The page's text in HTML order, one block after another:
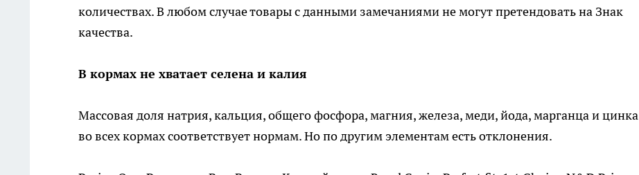
количествах. В любом случае товары с данными замечаниями не могут претендовать на Знак
качества.
В кормах не хватает селена и калия
Массовая доля натрия, кальция, общего фосфора, магния, железа, меди, йода, марганца и цинка
во всех кормах соответствует нормам. Но по другим элементам есть отклонения.